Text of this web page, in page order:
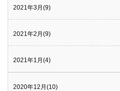
2021年3月(9)
2021年2月(9)
2021年1月(4)
2020年12月(10)